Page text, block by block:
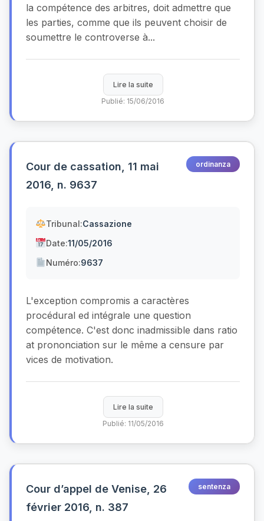
la compétence des arbitres, doit admettre que
les parties, comme que ils peuvent choisir de
soumettre le controverse à...
Lire la suite
Publié: 15/06/2016
Cour de cassation, 11 mai
2016, n. 9637
ordinanza
Tribunal:Cassazione
Date:11/05/2016
Numéro:9637
L'exception compromis a caractères
procédural ed intégrale une question
compétence. C'est donc inadmissible dans ratio
at prononciation sur le même a censure par
vices de motivation.
Lire la suite
Publié: 11/05/2016
Cour d’appel de Venise, 26
février 2016, n. 387
sentenza